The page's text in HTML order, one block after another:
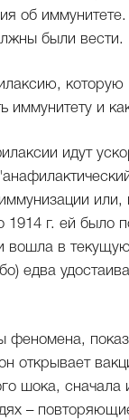
об
были вести.
которую
иммунитету и
идут
г. ей было
в
едва
феномена,
открывает
шока,
–